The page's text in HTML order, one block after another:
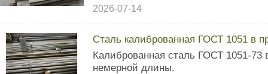
2026-07-14
Сталь калиброванная ГОСТ 1051 в
Калиброванная сталь ГОСТ 1051-73
немерной длины.